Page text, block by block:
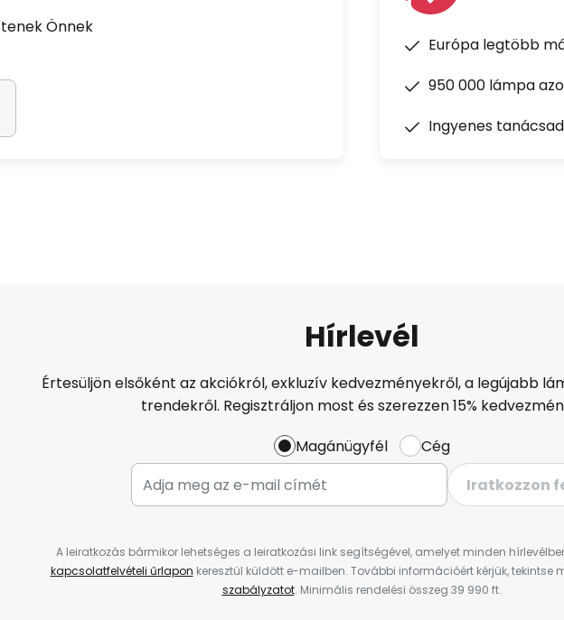
Önnek
Európa legtöbb
950 000 lámpa
Ingyenes
Hírlevél
Értesüljön elsőként az akciókról, exkluzív kedvezményekről, a legújabb
trendekről. Regisztráljon most és szerezzen 15%
Magánügyfél
Cég
Iratkozzon
A leiratkozás bármikor lehetséges a leiratkozási link segítségével, amelyet minden
kapcsolatfelvételi űrlapon keresztül küldött e-mailben. További információért kérjük, tekintse
szabályzatot. Minimális rendelési összeg 39 990 ft.